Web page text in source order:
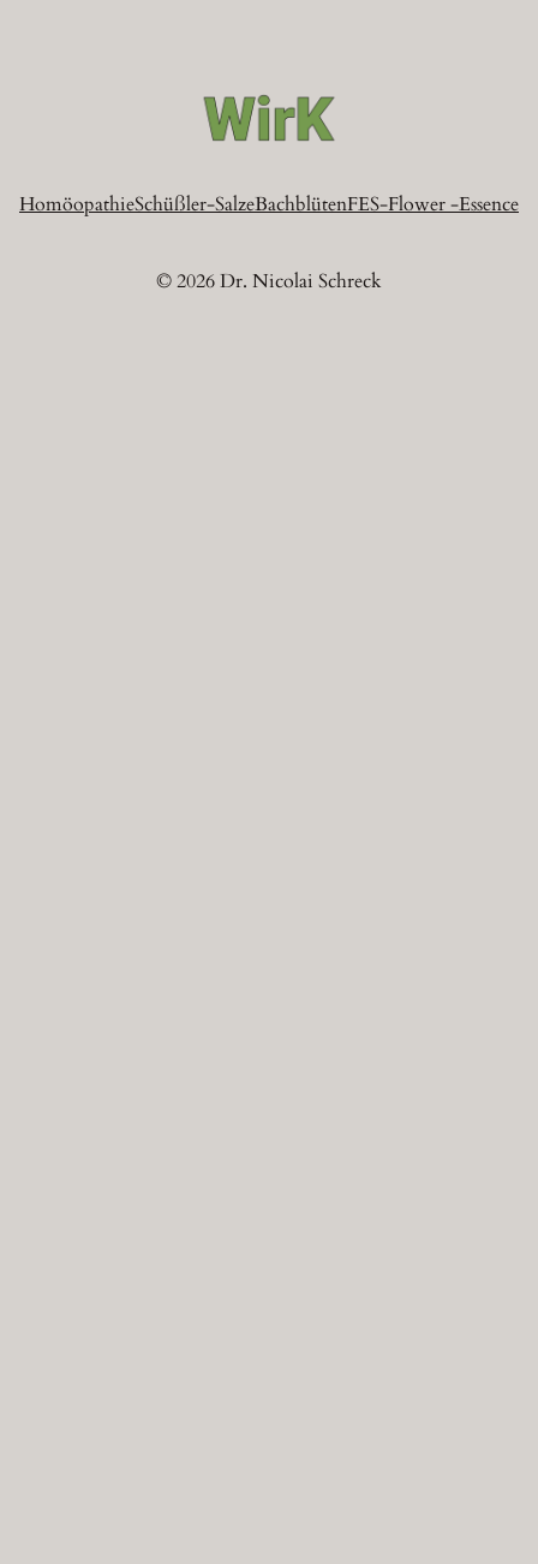
HomöopathieSchüßler-SalzeBachblütenFES-Flower -Essence
© 2026 Dr. Nicolai Schreck